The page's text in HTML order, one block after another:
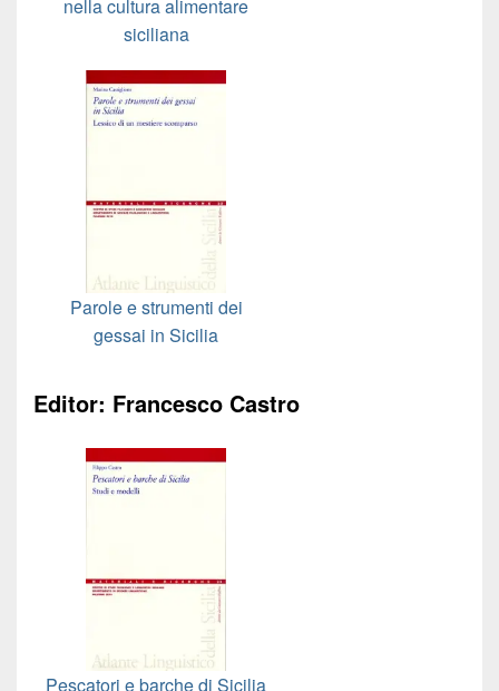
nella cultura alimentare
siciliana
Parole e strumenti dei
gessai in Sicilia
Editor: Francesco Castro
Pescatori e barche di Sicilia